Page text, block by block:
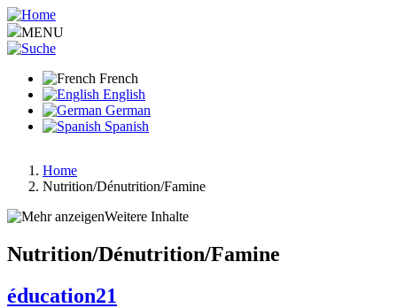
Aller
au
contenu
MENU
French
English
German
Spanish
Fil
d'Ariane
Home
Nutrition/Dénutrition/Famine
Weitere Inhalte
Nutrition/Dénutrition/Famine
éducation21